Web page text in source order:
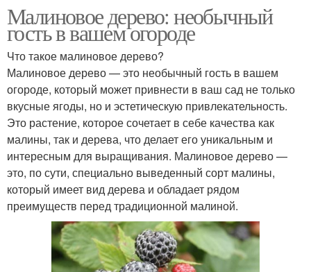
Малиновое дерево: необычный
гость в вашем огороде
Что такое малиновое дерево?
Малиновое дерево — это необычный гость в вашем
огороде, который может привнести в ваш сад не только
вкусные ягоды, но и эстетическую привлекательность.
Это растение, которое сочетает в себе качества как
малины, так и дерева, что делает его уникальным и
интересным для выращивания. Малиновое дерево —
это, по сути, специально выведенный сорт малины,
который имеет вид дерева и обладает рядом
преимуществ перед традиционной малиной.